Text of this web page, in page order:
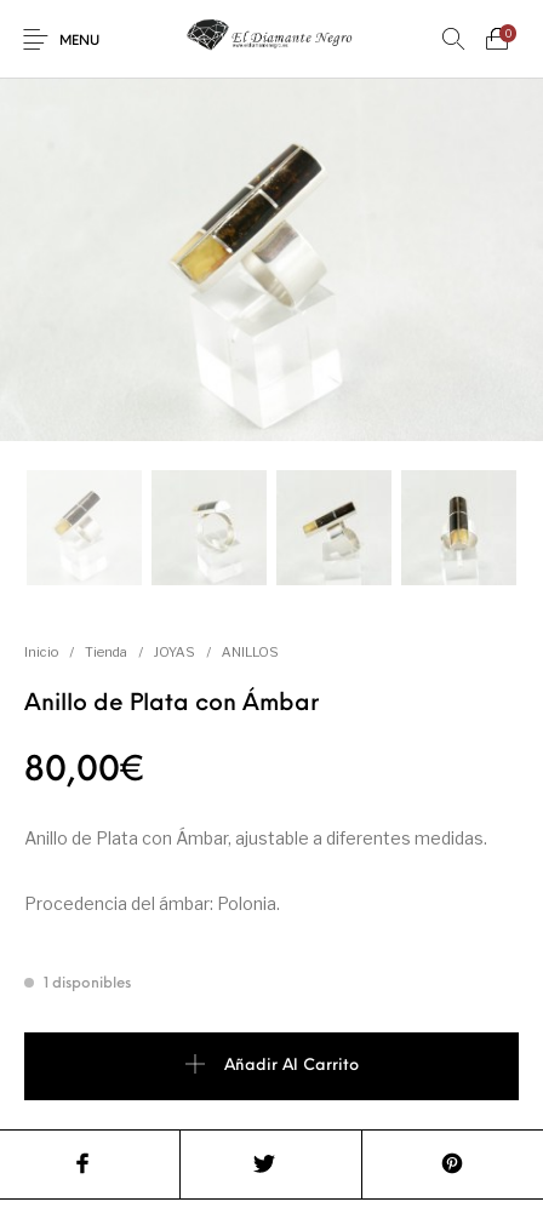
MENU
0
En oferta ! DECORACIÓN
CONSUMO
Inicio / Tienda / JOYAS / ANILLOS
Anillo de Plata con Ámbar
80,00€
Anillo de Plata con Ámbar, ajustable a diferentes medidas.
Procedencia del ámbar: Polonia.
1 disponibles
Añadir Al Carrito